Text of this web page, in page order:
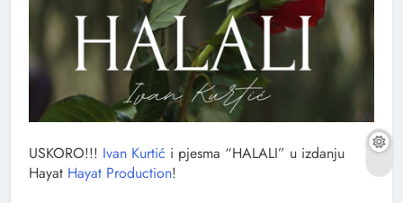
USKORO!!! Ivan Kurtić i pjesma “HALALI” u izdanju
Hayat Hayat Production!